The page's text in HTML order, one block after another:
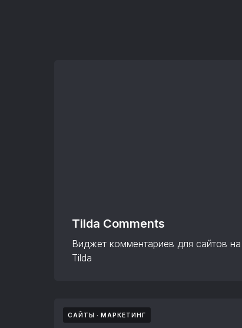
Tilda Comments
Виджет комментариев для сайтов на
Tilda
САЙТЫ МАРКЕТИНГ